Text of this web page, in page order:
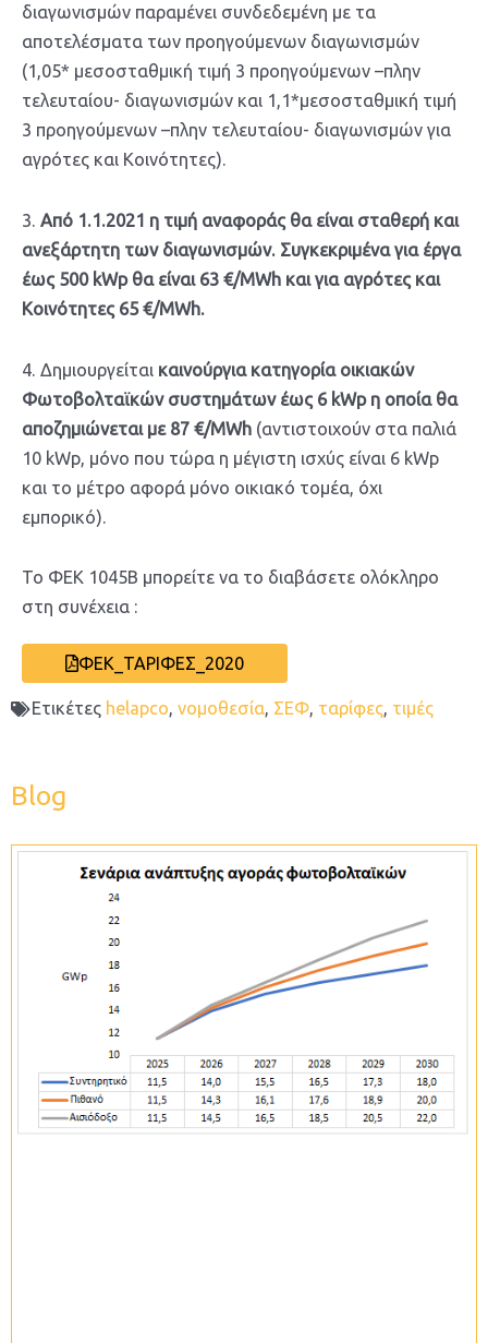
διαγωνισμών παραμένει συνδεδεμένη με τα
αποτελέσματα των προηγούμενων διαγωνισμών
(1,05* μεσοσταθμική τιμή 3 προηγούμενων –πλην
τελευταίου- διαγωνισμών και 1,1*μεσοσταθμική τιμή
3 προηγούμενων –πλην τελευταίου- διαγωνισμών για
αγρότες και Κοινότητες).
3. Από 1.1.2021 η τιμή αναφοράς θα είναι σταθερή και
ανεξάρτητη των διαγωνισμών. Συγκεκριμένα για έργα
έως 500 kWp θα είναι 63 €/MWh και για αγρότες και
Κοινότητες 65 €/MWh.
4. Δημιουργείται καινούργια κατηγορία οικιακών
Φωτοβολταϊκών συστημάτων έως 6 kWp η οποία θα
αποζημιώνεται με 87 €/MWh (αντιστοιχούν στα παλιά
10 kWp, μόνο που τώρα η μέγιστη ισχύς είναι 6 kWp
και το μέτρο αφορά μόνο οικιακό τομέα, όχι
εμπορικό).
Το ΦΕΚ 1045B μπορείτε να το διαβάσετε ολόκληρο
στη συνέχεια :
ΦΕΚ_ΤΑΡΙΦΕΣ_2020
Ετικέτες helapco, νομοθεσία, ΣΕΦ, ταρίφες, τιμές
Blog